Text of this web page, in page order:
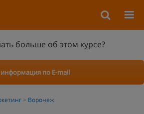
больше об этом курсе?
по E-mail
Воронеж